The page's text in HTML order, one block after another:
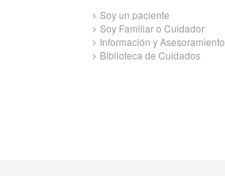
Soy un paciente
Soy Familiar o Cuidador
Información y Asesoramiento
Biblioteca de Cuidados